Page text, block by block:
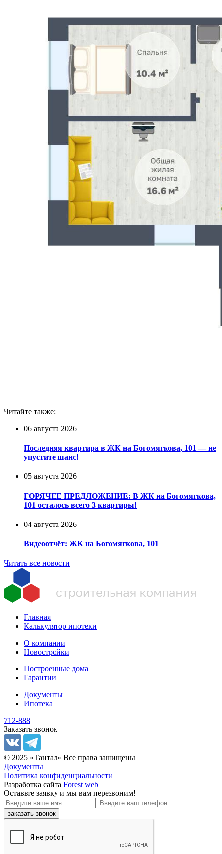
Читайте также:
06 августа 2026
Последняя квартира в ЖК на Богомягкова, 101 — не
упустите шанс!
05 августа 2026
ГОРЯЧЕЕ ПРЕДЛОЖЕНИЕ: В ЖК на Богомягкова,
101 осталось всего 3 квартиры!
04 августа 2026
Видеоотчёт: ЖК на Богомягкова, 101
Читать все новости
Главная
Калькулятор ипотеки
О компании
Новостройки
Построенные дома
Гарантии
Документы
Ипотека
712-888
Заказать звонок
© 2025 «Тантал» Все права защищены
Документы
Политика конфиденциальности
Разработка сайта Forest web
Оставьте заявку и мы вам перезвоним!
заказать звонок